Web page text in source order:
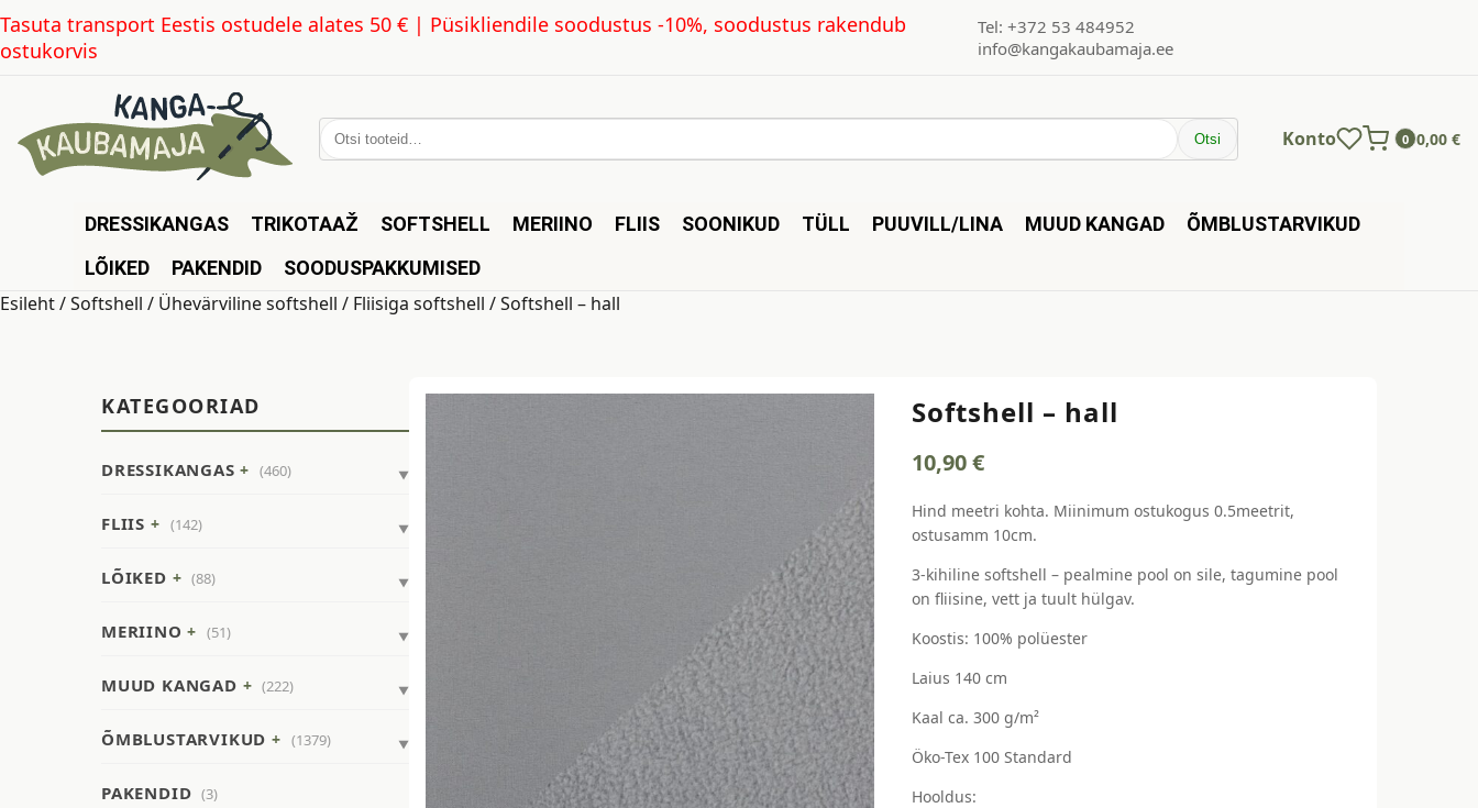
Tasuta transport Eestis ostudele alates 50 € | Püsikliendile soodustus -10%, soodustus rakendub
ostukorvis
Tel: +372 53 484952
info@kangakaubamaja.ee
Otsi: Otsi Konto 0 0,00 €
DRESSIKANGAS TRIKOTAAŽ SOFTSHELL MERIINO FLIIS SOONIKUD TÜLL PUUVILL/LINA MUUD KANGAD
ÕMBLUSTARVIKUD
LÕIKED
PAKENDID SOODUSPAKKUMISED
Esileht/Softshell / Ühevärviline softshell / Fliisiga softshell / Softshell – hall
KATEGOORIAD
DRESSIKANGAS (460)
FLIIS (142)
LÕIKED (88)
MERIINO (51)
MUUD KANGAD (222)
ÕMBLUSTARVIKUD (1379)
PAKENDID (3)
Softshell – hall
10,90€
Hind meetri kohta. Miinimum ostukogus 0.5meetrit,
ostusamm 10cm.
3-kihiline softshell – pealmine pool on sile, tagumine pool
on fliisine, vett ja tuult hülgav.
Koostis: 100% polüester
Laius 140 cm
Kaal ca. 300 g/m²
Öko-Tex 100 Standard
Hooldus: